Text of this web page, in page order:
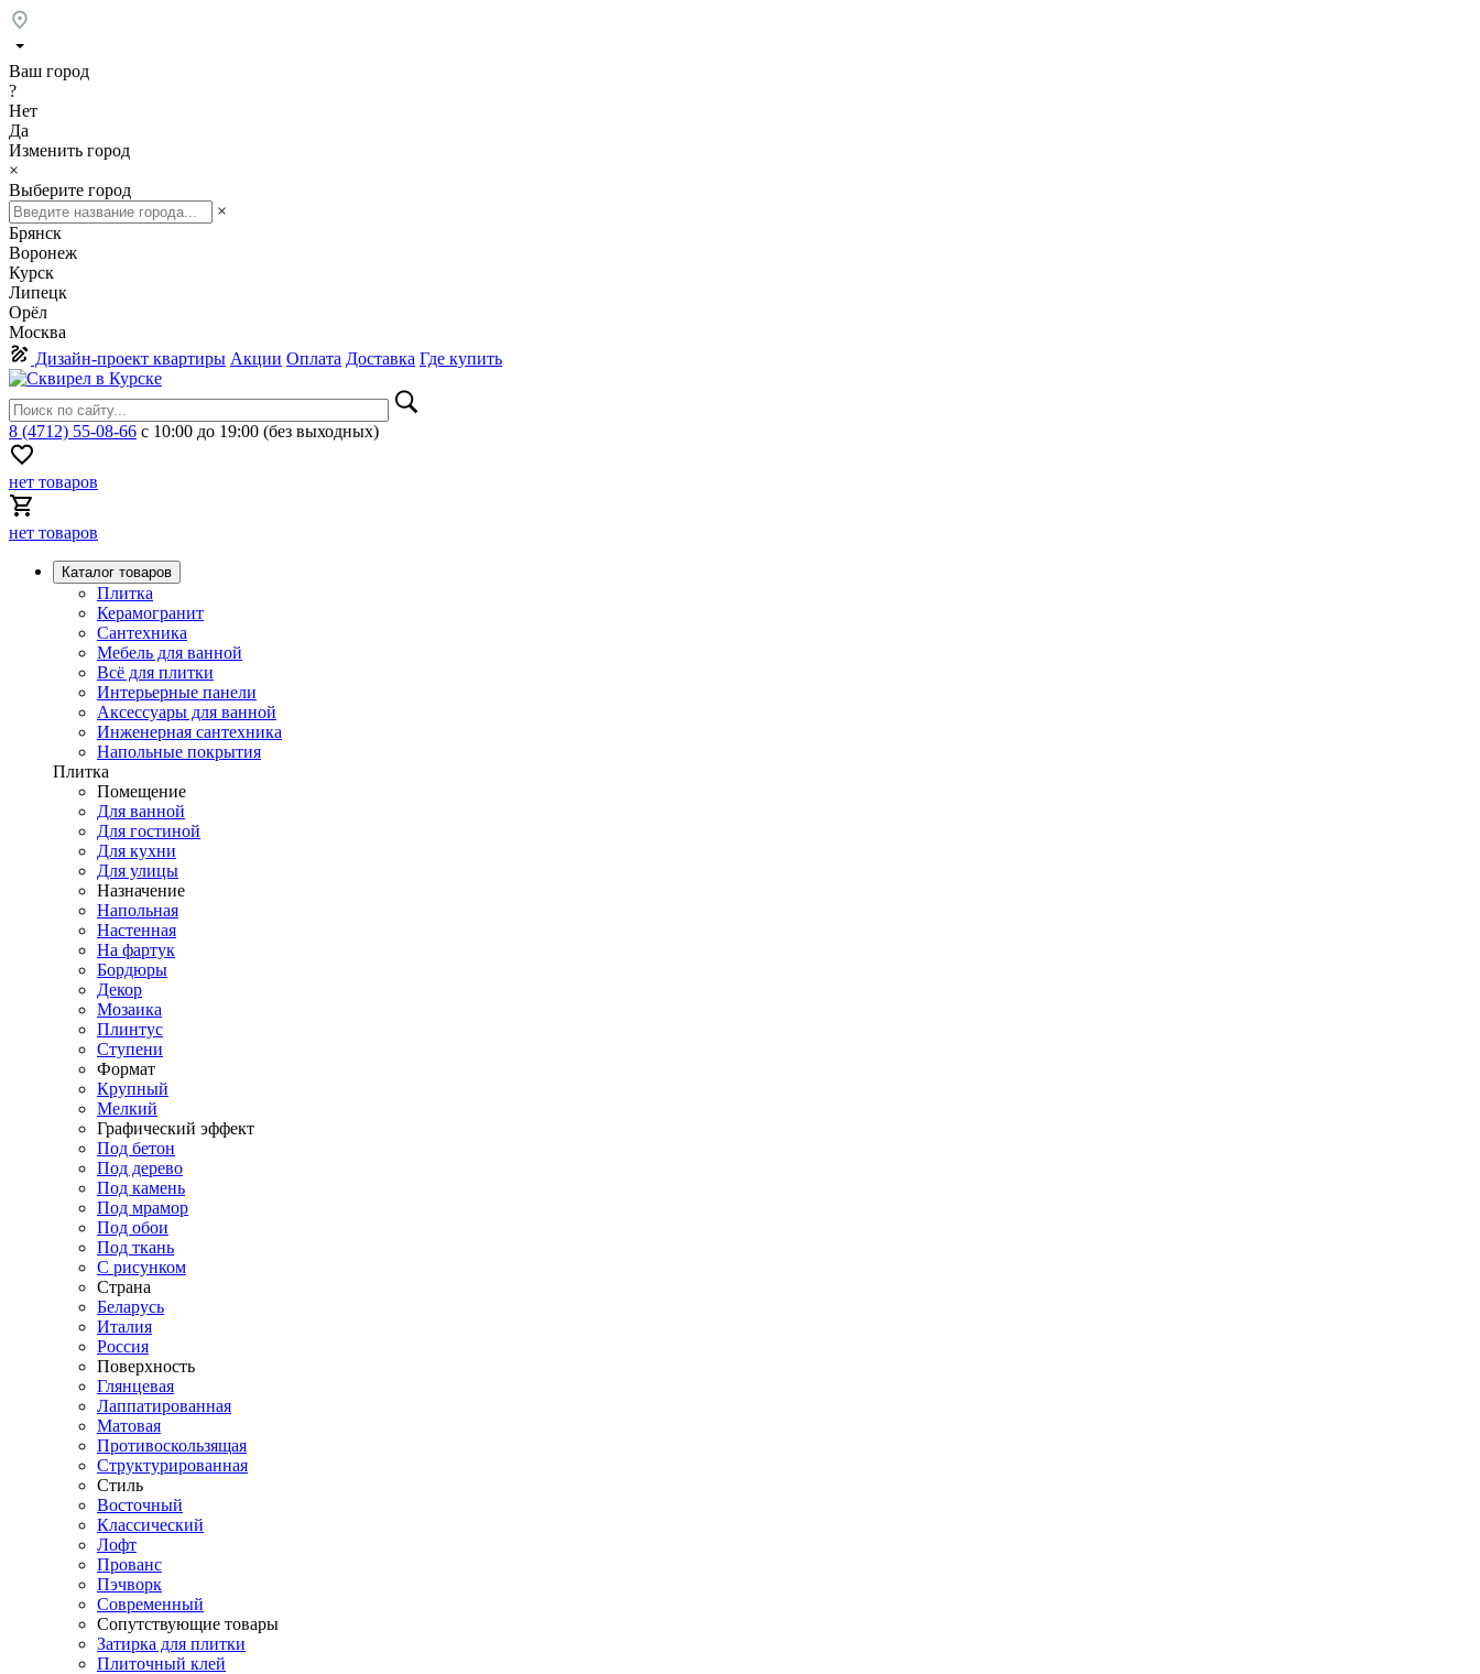
Ваш город
?
Нет
Да
Изменить город
×
Выберите город
×
Брянск
Воронеж
Курск
Липецк
Орёл
Москва
Дизайн-проект квартиры Акции Оплата Доставка Где купить
8 (4712) 55-08-66 с 10:00 до 19:00 (без выходных)
нет товаров
нет товаров
Каталог товаров
Плитка
Керамогранит
Сантехника
Мебель для ванной
Всё для плитки
Интерьерные панели
Аксессуары для ванной
Инженерная сантехника
Напольные покрытия
Плитка
Помещение
Для ванной
Для гостиной
Для кухни
Для улицы
Назначение
Напольная
Настенная
На фартук
Бордюры
Декор
Мозаика
Плинтус
Ступени
Формат
Крупный
Мелкий
Графический эффект
Под бетон
Под дерево
Под камень
Под мрамор
Под обои
Под ткань
С рисунком
Страна
Беларусь
Италия
Россия
Поверхность
Глянцевая
Лаппатированная
Матовая
Противоскользящая
Структурированная
Стиль
Восточный
Классический
Лофт
Прованс
Пэчворк
Современный
Сопутствующие товары
Затирка для плитки
Плиточный клей